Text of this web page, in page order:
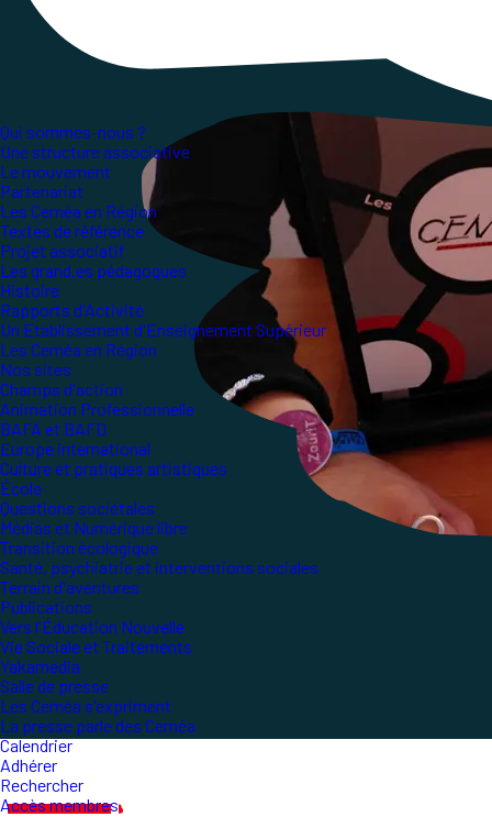
Qui sommes-nous ?
Une structure associative
Le mouvement
Partenariat
Les Ceméa en Région
Textes de référence
Projet associatif
Les grand.es pédagogues
Histoire
Rapports d'Activité
Un Etablissement d'Enseignement Supérieur
Les Ceméa en Région
Nos sites
Champs d'action
Animation Professionnelle
BAFA et BAFD
Europe international
Culture et pratiques artistiques
École
Questions sociétales
Médias et Numérique libre
Transition écologique
Santé, psychiatrie et interventions sociales
Terrain d'aventures
Publications
Vers l'Éducation Nouvelle
Vie Sociale et Traitements
Yakamedia
Salle de presse
Les Ceméa s'expriment
La presse parle des Ceméa
Calendrier
Adhérer
Rechercher
Accès membres